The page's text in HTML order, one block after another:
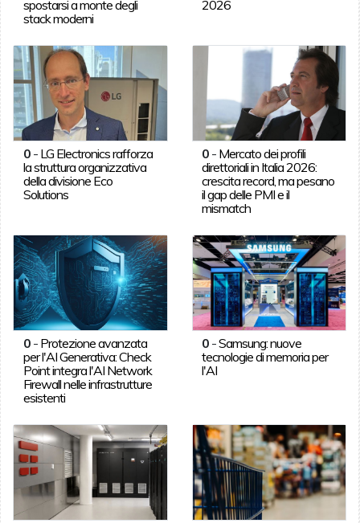
spostarsi a monte degli
stack moderni
2026
0- LG Electronics rafforza
la struttura organizzativa
della divisione Eco
Solutions
0 - Mercato dei profili
direttoriali in Italia 2026:
crescita record, ma pesano
il gap delle PMI e il
mismatch
0- Protezione avanzata
per l'AI Generativa: Check
Point integra l'AI Network
Firewall nelle infrastrutture
esistenti
0 -Samsung: nuove
tecnologie di memoria per
l'AI